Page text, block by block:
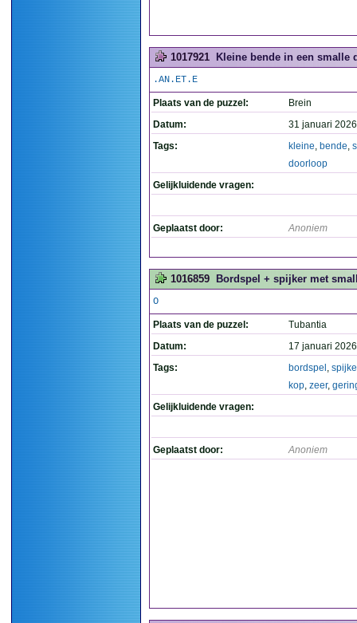
1017921 Kleine bende in een smalle
.AN.ET.E
Plaats van de puzzel:
Brein
Datum:
31 januari
Tags:
kleine, bende,
doorloop
Gelijkluidende vragen:
Geplaatst door: Anoniem
1016859 Bordspel + spijker met
O
Plaats van de puzzel:
Tubantia
Datum:
17 januari
Tags:
bordspel ,
kop, zeer,
Gelijkluidende vragen:
Geplaatst door: Anoniem